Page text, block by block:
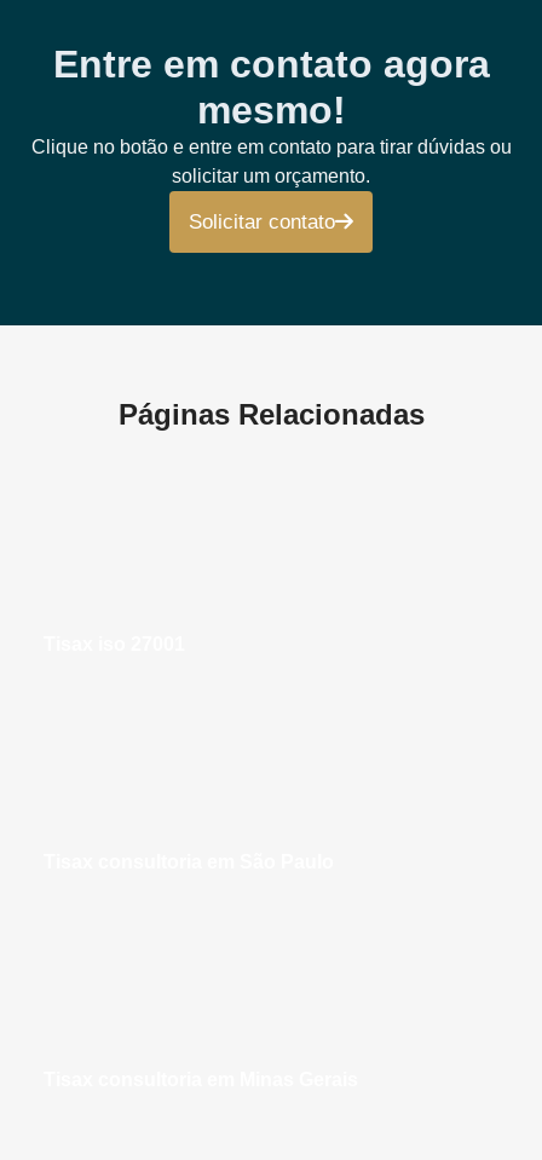
Entre em contato agora
mesmo!
Clique no botão e entre em contato para tirar dúvidas ou
solicitar um orçamento.
Solicitar contato
Páginas Relacionadas